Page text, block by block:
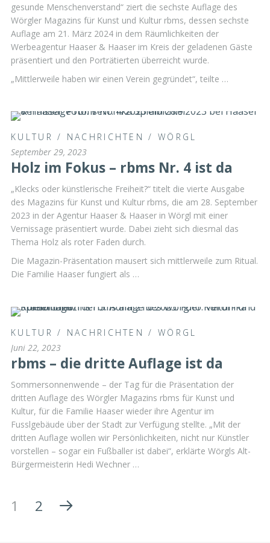
gesunde Menschenverstand“ ziert die sechste Auflage des
Wörgler Magazins für Kunst und Kultur rbms, dessen sechste
Auflage am 21. März 2024 in dem Räumlichkeiten der
Werbeagentur Haaser & Haaser im Kreis der geladenen Gäste
präsentiert und den Porträtierten überreicht wurde.
„Mittlerweile haben wir einen Verein gegründet“, teilte …
KULTUR / NACHRICHTEN /WÖRGL
September 29, 2023
Holz im Fokus – rbms Nr. 4 ist da
„Klecks oder künstlerische Freiheit?“ titelt die vierte Ausgabe
des Magazins für Kunst und Kultur rbms, die am 28. September
2023 in der Agentur Haaser & Haaser in Wörgl mit einer
Vernissage präsentiert wurde. Dabei zieht sich diesmal das
Thema Holz als roter Faden durch.
Die Magazin-Präsentation mausert sich mittlerweile zum Ritual.
Die Familie Haaser fungiert als …
KULTUR / NACHRICHTEN /WÖRGL
Juni 22, 2023
rbms – die dritte Auflage ist da
Sommersonnenwende – der Tag für die Präsentation der
dritten Auflage des Wörgler Magazins rbms für Kunst und
Kultur, für die Familie Haaser wieder ihre Agentur im
Fusslgebäude über der Stadt zur Verfügung stellte. „Mit der
dritten Auflage wollen wir Persönlichkeiten, nicht nur Künstler
vorstellen – sogar ein Fußballer ist dabei“, erklärte Wörgls Alt-
Bürgermeisterin Hedi Wechner …
1 2